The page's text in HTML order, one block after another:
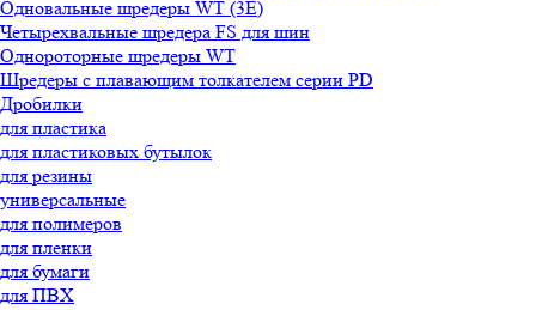
Одновальные шредеры WT (3E)
Четырехвальные шредера FS для шин
Однороторные шредеры WT
Шредеры с плавающим толкателем серии PD
Дробилки
для пластика
для пластиковых бутылок
для резины
универсальные
для полимеров
для пленки
для бумаги
для ПВХ